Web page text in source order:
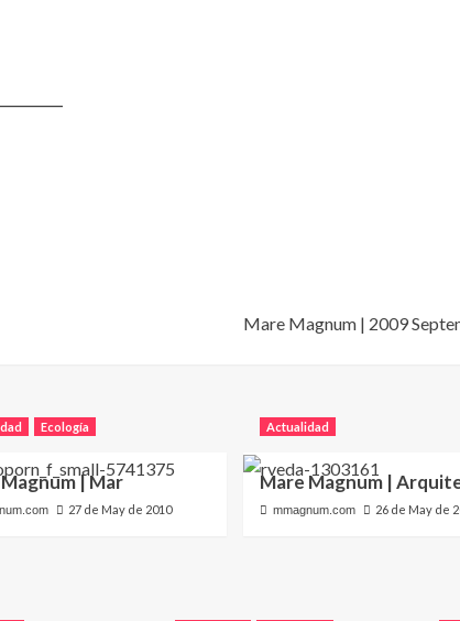
Mare Magnum | 2009
Ecología
| Mar
27 de May de 2010
Actualidad
Mare Magnum |
mmagnum.com 26 de May de